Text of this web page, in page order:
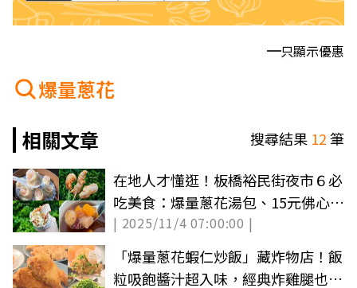
只顯示優惠
爆量蔥花
相關文章
搜尋結果 12筆
在地人才懂逛！板橋裕民街夜市６必
吃美食：爆量蔥花湯包、15元佛心滷
肉飯
| 2025/11/4 07:00:00 |
「爆量蔥花蝦仁炒飯」藏炸物店！飯
粒吸飽醬汁超入味，經典炸雞腿也必